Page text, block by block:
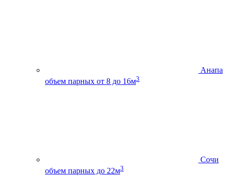
Анапа
объем парных от 8 до 16м3
Сочи
объем парных до 22м3